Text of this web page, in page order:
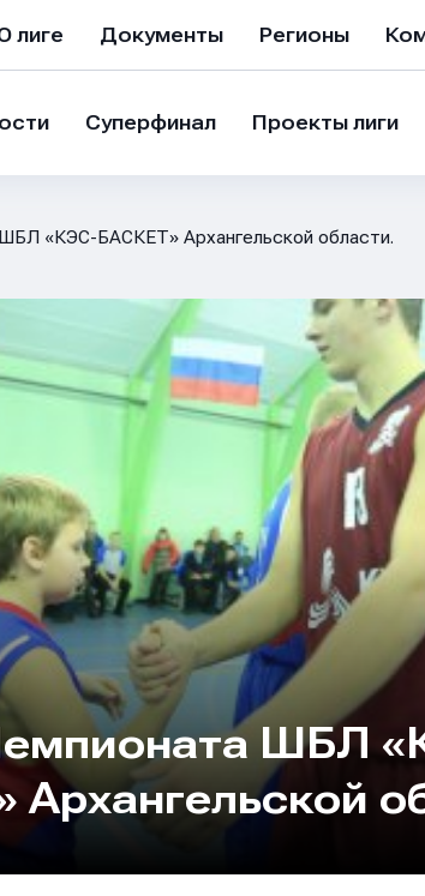
лиге Документы Регионы
Суперфинал Проекты лиги
«КЭС-БАСКЕТ» Архангельской области.
ШБЛ
Архангельской